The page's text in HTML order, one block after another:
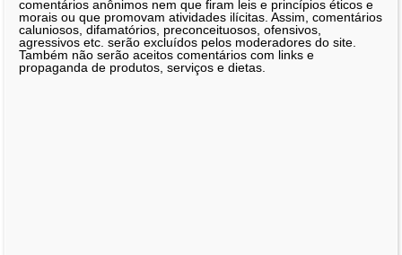
comentários anônimos nem que firam leis e princípios éticos e
morais ou que promovam atividades ilícitas. Assim, comentários
caluniosos, difamatórios, preconceituosos, ofensivos,
agressivos etc. serão excluídos pelos moderadores do site.
Também não serão aceitos comentários com links e
propaganda de produtos, serviços e dietas.